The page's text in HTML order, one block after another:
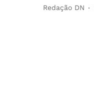
Redação DN